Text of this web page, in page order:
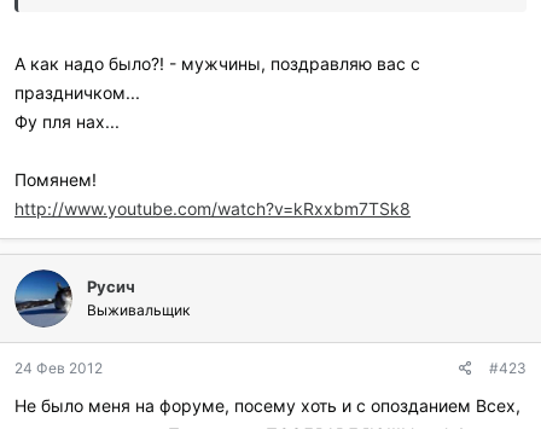
А как надо было?! - мужчины, поздравляю вас с
праздничком...
Фу пля нах...
Помянем!
http://www.youtube.com/watch?v=kRxxbm7TSk8
Русич
Выживальщик
24 Фев 2012 #423
Не было меня на форуме, посему хоть и с опозданием Всех,